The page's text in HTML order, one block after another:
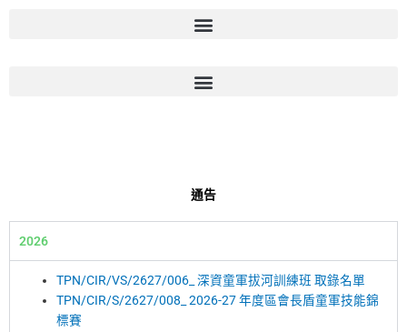
通告
2026
TPN/CIR/VS/2627/006_ 深資童軍拔河訓練班 取錄名單
TPN/CIR/S/2627/008_ 2026-27 年度區會長盾童軍技能錦
標賽